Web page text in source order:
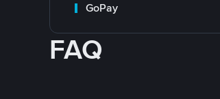
GoPay
FAQ